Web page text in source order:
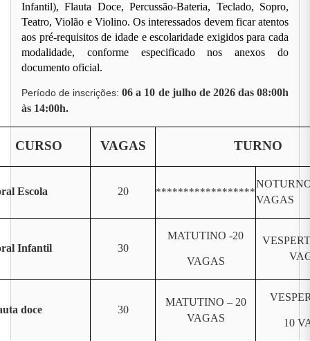
Infantil), Flauta Doce, Percussão-Bateria, Teclado, Sopro,
Teatro, Violão e Violino. Os interessados devem ficar atentos
aos pré-requisitos de idade e escolaridade exigidos para cada
modalidade, conforme especificado nos anexos do
documento oficial.
Período de inscrições:06 a 10 de julho de 2026 das 08:00h
às 14:00h.
CURSO VAGAS TURNO
Escola 20 ******************
VAGAS
Infantil 30
MATUTINO -20
VAGAS
doce 30
MATUTINO – 20
VAGAS
10